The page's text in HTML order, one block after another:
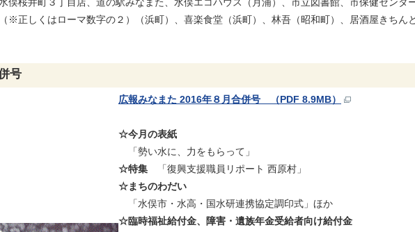
※正しくはローマ数字の２）（浜町）、喜楽食堂（浜町）、林吾（昭和町）、居酒屋きちん
号
広報みなまた 2016年８月合併号 （PDF 8.9MB）
☆今月の表紙
「勢い水に、力をもらって」
☆特集 「復興支援職員リポート 西原村」
☆まちのわだい
「水俣市・水高・国水研連携協定調印式」ほか
☆臨時福祉給付金、障害・遺族年金受給者向け給付金